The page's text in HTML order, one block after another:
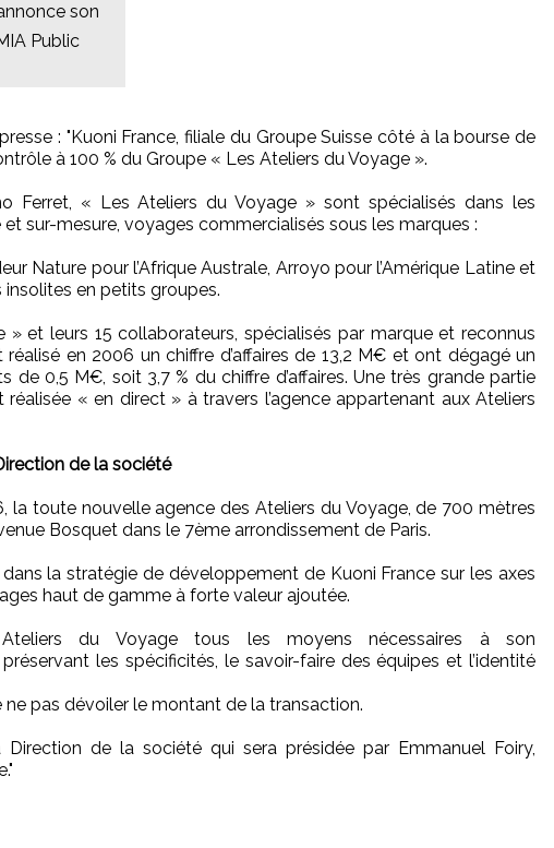
son
Public
: "Kuoni France, filiale du Groupe Suisse côté à la bourse de
à 100 % du Groupe « Les Ateliers du Voyage ».
Ferret, « Les Ateliers du Voyage » sont spécialisés dans les
sur-mesure, voyages commercialisés sous les marques :
Nature pour l’Afrique Australe, Arroyo pour l’Amérique Latine et
en petits groupes.
» et leurs 15 collaborateurs, spécialisés par marque et reconnus
en 2006 un chiffre d’affaires de 13,2 M€ et ont dégagé un
de 0,5 M€, soit 3,7 % du chiffre d’affaires. Une très grande partie
réalisée « en direct » à travers l’agence appartenant aux Ateliers
de la société
la toute nouvelle agence des Ateliers du Voyage, de 700 mètres
Bosquet dans le 7ème arrondissement de Paris.
dans la stratégie de développement de Kuoni France sur les axes
haut de gamme à forte valeur ajoutée.
du Voyage tous les moyens nécessaires à son
les spécificités, le savoir-faire des équipes et l’identité
pas dévoiler le montant de la transaction.
Direction de la société qui sera présidée par Emmanuel Foiry,